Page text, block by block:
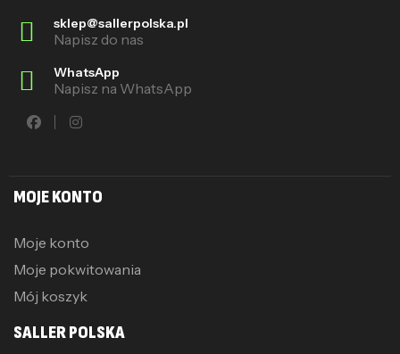
sklep@sallerpolska.pl
Napisz do nas
WhatsApp
Napisz na WhatsApp
MOJE KONTO
Moje konto
Moje pokwitowania
Mój koszyk
SALLER POLSKA